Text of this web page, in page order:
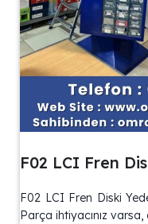
F02 LCI Fren
F02 LCI Fren Diski
Parça ihtiyacınız